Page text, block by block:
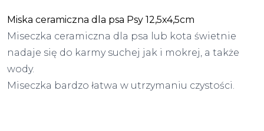
Miska ceramiczna dla psa Psy 12,5x4,5cm
Miseczka ceramiczna dla psa lub kota świetnie
nadaje się do karmy suchej jak i mokrej, a także
wody.
Miseczka bardzo łatwa w utrzymaniu czystości.